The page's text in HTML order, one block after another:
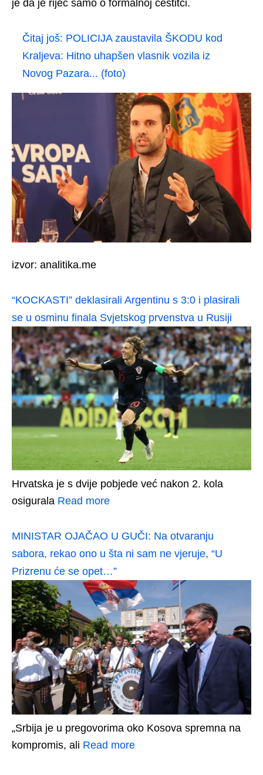
je da je riječ samo o formalnoj čestitci.
Čitaj još: POLICIJA zaustavila ŠKODU kod
Kraljeva: Hitno uhapšen vlasnik vozila iz
Novog Pazara... (foto)
izvor: analitika.me
“KOCKASTI” deklasirali Argentinu s 3:0 i plasirali
se u osminu finala Svjetskog prvenstva u Rusiji
Hrvatska je s dvije pobjede već nakon 2. kola
osigurala Read more
MINISTAR OJAČAO U GUČI: Na otvaranju
sabora, rekao ono u šta ni sam ne vjeruje, “U
Prizrenu će se opet…”
„Srbija je u pregovorima oko Kosova spremna na
kompromis, ali Read more